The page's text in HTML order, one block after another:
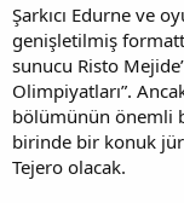
Şarkıcı Edurne ve
genişletilmiş
sunucu Risto
Olimpiyatları”.
bölümünün önemli
birinde bir konuk
Tejero olacak.